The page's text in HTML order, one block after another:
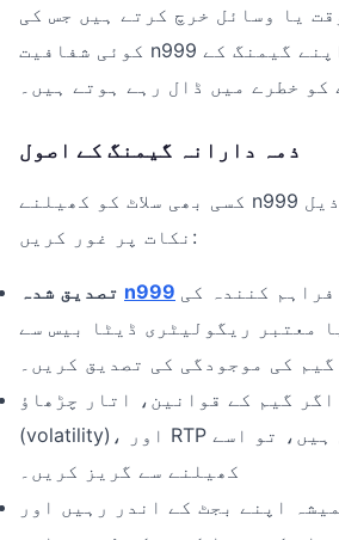
یا وسائل خرچ کرتے ہیں جس کی
کوئی شفافیت n999 نہیں، تو آپ اپنے گیمنگ کے
کو خطرے میں ڈال رہے ہوتے ہیں۔
ذمہ دارانہ گیمنگ کے اصول
کسی بھی سلاٹ کو کھیلنے n999 سے پہلے درج ذیل
نکات پر غور کریں:
n999 فراہم کنندہ کی
معتبر ریگولیٹری ڈیٹا بیس سے
گیم کی موجودگی کی تصدیق کریں۔
اگر گیم کے قوانین، اتار چڑھاؤ
(volatility)، اور RTP دستیاب نہیں ہیں، تو اسے
کھیلنے سے گریز کریں۔
اپنے بجٹ کے اندر رہیں اور